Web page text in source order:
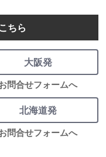
ちら
大阪発
問合せフォームへ
北海道発
問合せフォームへ